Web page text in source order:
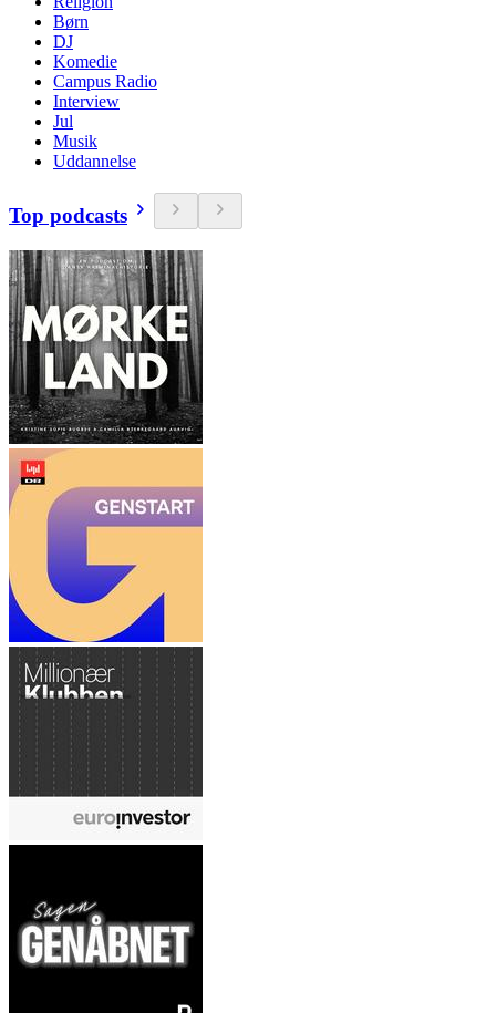
Børn
DJ
Komedie
Campus Radio
Interview
Jul
Musik
Uddannelse
Top podcasts